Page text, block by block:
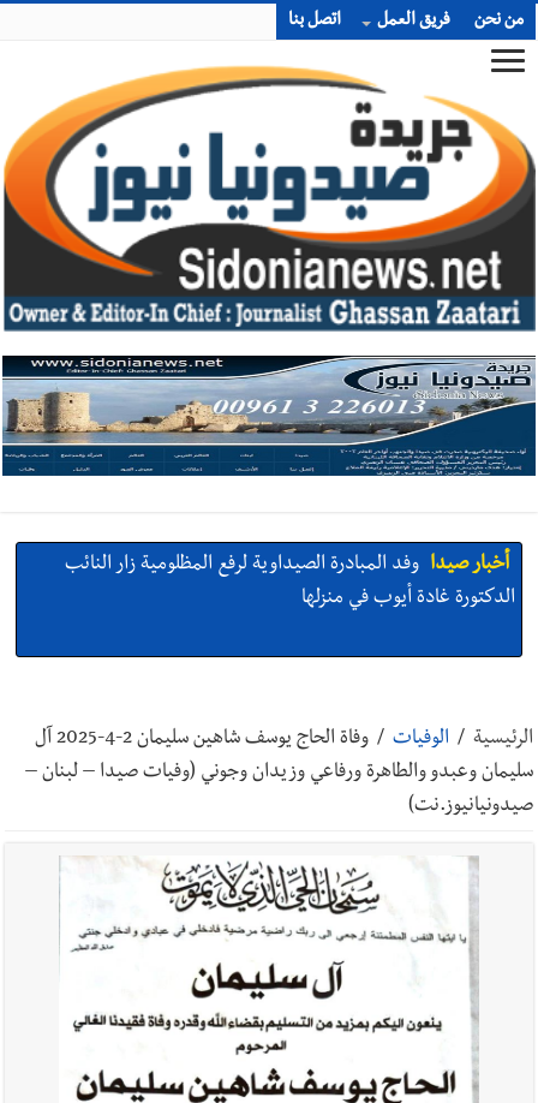
من نحن فريق العمل اتصل بنا
أخبار صيدا وفد المبادرة الصيداوية لرفع المظلومية زار النائب
الدكتورة غادة أيوب في منزلها
تكريمية في مركز معروف سعد الثقافي برعاية شركة الروان
أخبار صيدا
إصابة شاب فلسطيني بطعنات سكين في مخيم عين
بالصور : غسان سركيس يرعى تخرّج فوج الفكر والإبداع
في ثانوية السفير : تعلّمت منكم حب الوطن والتمسك بالأرض ...
والجنوب هو عزة وكرامة لبنان
أخبار صيدا المهندس محمد زهير السعودي يستقبل المختارين
بعاصيري والبيلاني
الرئيسية / الوفيات /
وفاة الحاج يوسف شاهين سليمان 2-4-2025 آل
سليمان وعبدو والطاهرة ورفاعي وزيدان وجوني (وفيات صيدا – لبنان –
صيدونيانيوز.نت)